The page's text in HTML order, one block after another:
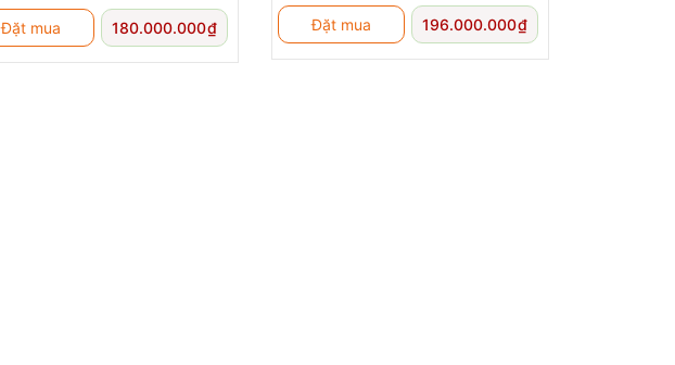
Đặt mua 180.000.000₫ Đặt mua 196.000.000₫